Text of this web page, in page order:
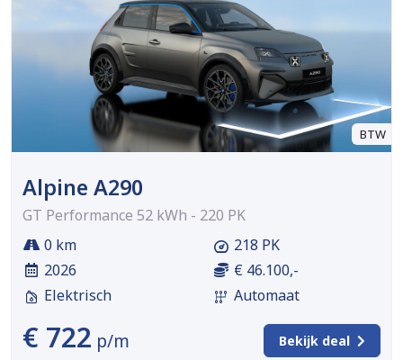
BTW
Alpine A290
GT Performance 52 kWh - 220 PK
0 km
2026
Elektrisch
218 PK
€ 46.100,-
Automaat
€ 722 p/m Bekijk deal